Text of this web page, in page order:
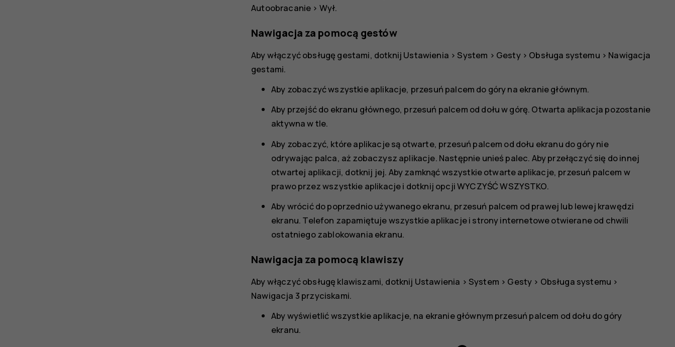
Autoobracanie > Wył.
Nawigacja za pomocą gestów
Aby włączyć obsługę gestami, dotknij Ustawienia > System > Gesty> Obsługa systemu > Nawigacja
gestami.
Aby zobaczyć wszystkie aplikacje, przesuń palcem do góry na ekranie głównym.
Aby przejść do ekranu głównego, przesuń palcem od dołu w górę. Otwarta aplikacja pozostanie
aktywna w tle.
Aby zobaczyć, które aplikacje są otwarte, przesuń palcem od dołu ekranu do góry nie
odrywając palca, aż zobaczysz aplikacje. Następnie unieś palec. Aby przełączyć się do innej
otwartej aplikacji, dotknij jej. Aby zamknąć wszystkie otwarte aplikacje, przesuń palcem w
prawo przez wszystkie aplikacje i dotknij opcjiWYCZYŚĆ WSZYSTKO.
Aby wrócić do poprzednio używanego ekranu, przesuń palcem od prawej lub lewej krawędzi
ekranu. Telefon zapamiętuje wszystkie aplikacje i strony internetowe otwierane od chwili
ostatniego zablokowania ekranu.
Nawigacja za pomocą klawiszy
Aby włączyć obsługę klawiszami, dotknij Ustawienia > System > Gesty > Obsługa systemu >
Nawigacja 3 przyciskami.
Aby wyświetlić wszystkie aplikacje, na ekranie głównym przesuń palcem od dołu do góry
ekranu.